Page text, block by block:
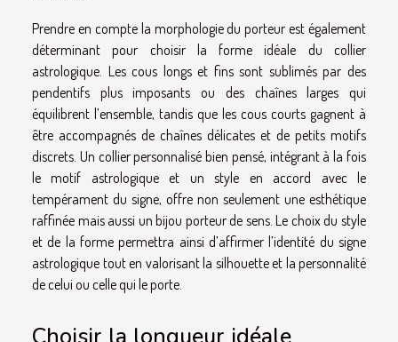
Prendre en compte la morphologie du porteur est également
déterminant pour choisir la forme idéale du collier
astrologique. Les cous longs et fins sont sublimés par des
pendentifs plus imposants ou des chaînes larges qui
équilibrent l’ensemble, tandis que les cous courts gagnent à
être accompagnés de chaînes délicates et de petits motifs
discrets. Un collier personnalisé bien pensé, intégrant à la fois
le motif astrologique et un style en accord avec le
tempérament du signe, offre non seulement une esthétique
raffinée mais aussi un bijou porteur de sens. Le choix du style
et de la forme permettra ainsi d’affirmer l’identité du signe
astrologique tout en valorisant la silhouette et la personnalité
de celui ou celle qui le porte.